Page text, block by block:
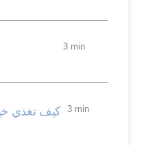
3 min
كيف تغذي
3 min